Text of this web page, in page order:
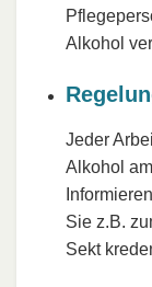
Alkohol
Jeder
Alkohol
Sie z.B.
Sekt